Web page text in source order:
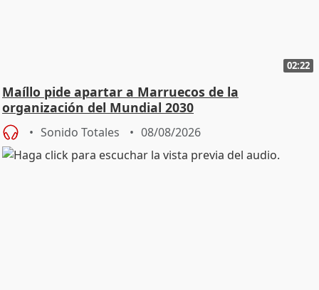
02:22
Maíllo pide apartar a Marruecos de la
organización del Mundial 2030
Sonido Totales 08/08/2026